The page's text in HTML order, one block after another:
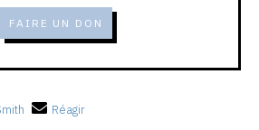
FAIRE UN DON
Réagir